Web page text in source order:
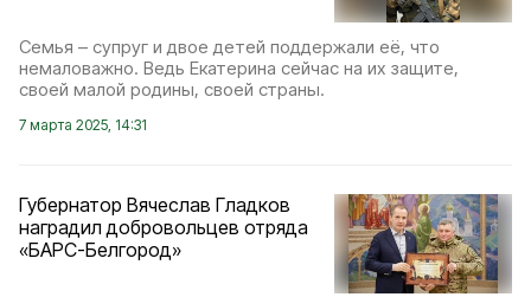
Семья – супруг и двое детей поддержали её, что
немаловажно. Ведь Екатерина сейчас на их защите,
своей малой родины, своей страны.
7 марта 2025, 14:31
Губернатор Вячеслав Гладков
наградил добровольцев отряда
«БАРС-Белгород»